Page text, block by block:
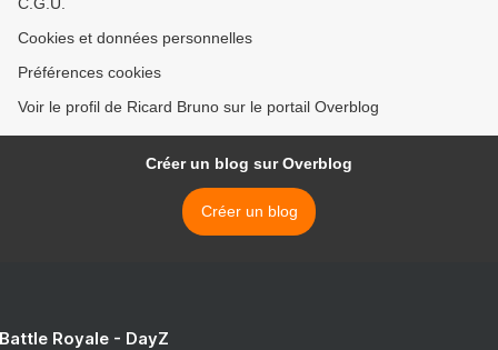
Cookies et données personnelles
Préférences cookies
Voir le profil de Ricard Bruno sur le portail Overblog
Créer un blog sur Overblog
Créer un blog
Royale - DayZ